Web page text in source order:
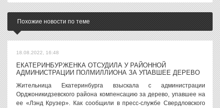
Похожие новости по теме
18.08.2022, 16:48
ЕКАТЕРИНБУРЖЕНКА ОТСУДИЛА У РАЙОННОЙ
АДМИНИСТРАЦИИ ПОЛМИЛЛИОНА ЗА УПАВШЕЕ ДЕРЕВО
Жительница Екатеринбурга взыскала с администрации
Орджоникидзевского района компенсацию за дерево, упавшее на
ее «Лэнд Крузер». Как сообщили в пресс-службе Свердловского